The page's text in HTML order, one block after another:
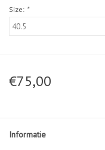
Size: *
€75,00
Informatie